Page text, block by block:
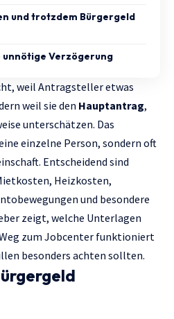
und trotzdem Bürgergeld
unnötige Verzögerung
weil Antragsteller etwas
weil sie den Hauptantrag,
unterschätzen. Das
einzelne Person, sondern oft
Entscheidend sind
Heizkosten,
und besondere
zeigt, welche Unterlagen
zum Jobcenter funktioniert
besonders achten sollten.